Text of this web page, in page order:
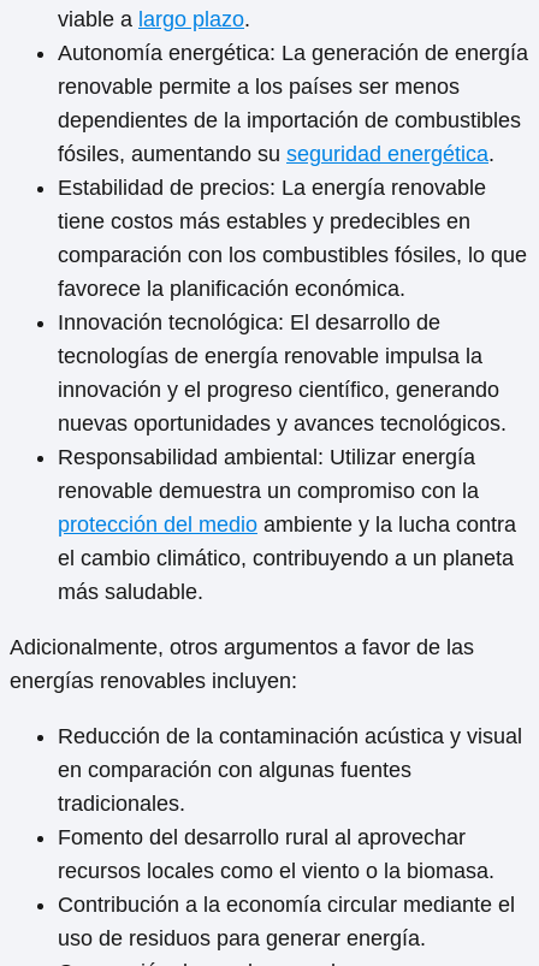
viable a largo plazo.
Autonomía energética: La generación de energía
renovable permite a los países ser menos
dependientes de la importación de combustibles
fósiles, aumentando su seguridad energética.
Estabilidad de precios: La energía renovable
tiene costos más estables y predecibles en
comparación con los combustibles fósiles, lo que
favorece la planificación económica.
Innovación tecnológica: El desarrollo de
tecnologías de energía renovable impulsa la
innovación y el progreso científico, generando
nuevas oportunidades y avances tecnológicos.
Responsabilidad ambiental: Utilizar energía
renovable demuestra un compromiso con la
protección del medio ambiente y la lucha contra
el cambio climático, contribuyendo a un planeta
más saludable.
Adicionalmente, otros argumentos a favor de las
energías renovables incluyen:
Reducción de la contaminación acústica y visual
en comparación con algunas fuentes
tradicionales.
Fomento del desarrollo rural al aprovechar
recursos locales como el viento o la biomasa.
Contribución a la economía circular mediante el
uso de residuos para generar energía.